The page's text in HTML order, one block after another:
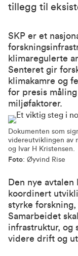
tillegg til
SKP er et
klimaregulerte
Senteret gir
klimakamre og
for presis
miljøfaktorer.
Dokumenten som
videreutviklingen av
og Ivar H Kristensen.
Foto: Øyvind Rise
Den nye
koordinert
styrke
Samarbeidet
infrastruktur, og
videre drift og